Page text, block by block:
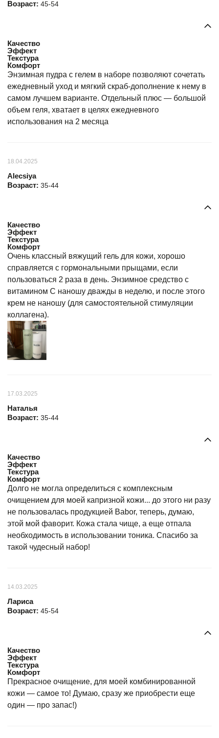
Возраст: 45-54
Качество
Эффект
Текстура
Комфорт
Энзимная пудра с гелем в наборе позволяют сочетать
ежедневный уход и мягкий скраб-дополнение к нему в
самом лучшем варианте. Отдельный плюс — большой
объем геля, хватает в целях ежедневного
использования на 2 месяца
18.04.2025
Alecsiya
Возраст: 35-44
Качество
Эффект
Текстура
Комфорт
Очень классный вяжущий гель для кожи, хорошо
справляется с гормональными прыщами, если
пользоваться 2 раза в день. Энзимное средство с
витамином С наношу дважды в неделю, и после этого
крем не наношу (для самостоятельной стимуляции
коллагена).
17.03.2025
Наталья
Возраст: 35-44
Качество
Эффект
Текстура
Комфорт
Долго не могла определиться с комплексным
очищением для моей капризной кожи... до этого ни разу
не пользовалась продукцией Babor, теперь, думаю,
этой мой фаворит. Кожа стала чище, а еще отпала
необходимость в использовании тоника. Спасибо за
такой чудесный набор!
14.03.2025
Лариса
Возраст: 45-54
Качество
Эффект
Текстура
Комфорт
Прекрасное очищение, для моей комбинированной
кожи — самое то! Думаю, сразу же приобрести еще
один — про запас!)